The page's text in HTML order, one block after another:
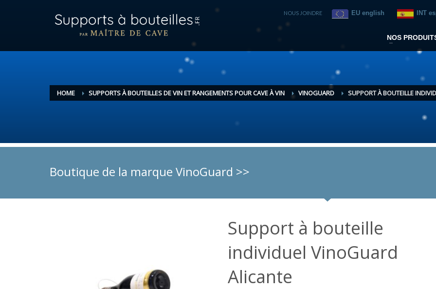
NOUS JOINDRE EU english INT
NOS
HOME SUPPORTS À BOUTEILLES DE VIN ET RANGEMENTS POUR CAVE À VIN VINOGUARD SUPPORT À BOUTEILLE
Boutique de la marque VinoGuard >>
Support à bouteille
individuel VinoGuard
Alicante